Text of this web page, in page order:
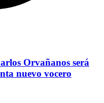
Orvañanos será
nuevo vocero